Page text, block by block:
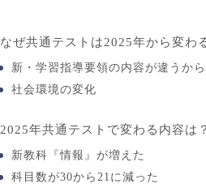
なぜ共通テストは2025年から変わ
新・学習指導要領の内容が違うから
社会環境の変化
2025年共通テストで変わる内容は？
新教科『情報』が増えた
科目数が30から21に減った